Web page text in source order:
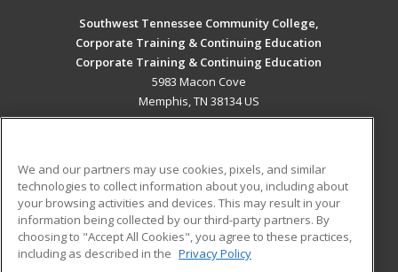
Southwest Tennessee Community College,
Corporate Training & Continuing Education
Corporate Training & Continuing Education
5983 Macon Cove
Memphis, TN 38134 US
ADDITIONAL RESOURCES
Military
Financial Assistance
Help
Student Blog
We and our partners may use cookies, pixels, and similar
technologies to collect information about you, including about
your browsing activities and devices. This may result in your
information being collected by our third-party partners. By
choosing to "Accept All Cookies", you agree to these practices,
including as described in the Privacy Policy